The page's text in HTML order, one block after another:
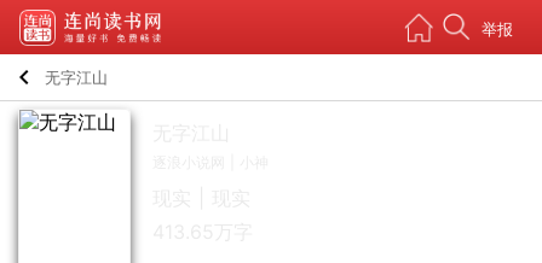
举报
chevron_left 无字江山